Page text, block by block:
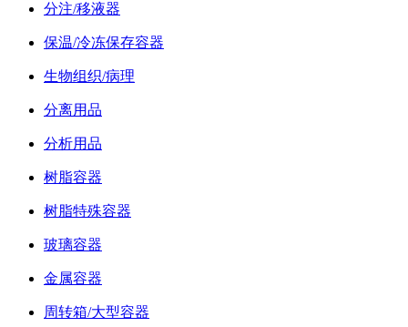
分注/移液器
保温/冷冻保存容器
生物组织/病理
分离用品
分析用品
树脂容器
树脂特殊容器
玻璃容器
金属容器
周转箱/大型容器